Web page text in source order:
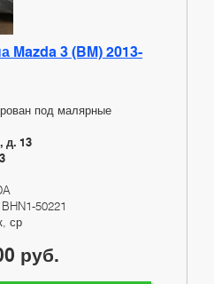
Mazda 3 (BM) 2013-
под малярные
д. 13
BHN1-50221
ср
руб.